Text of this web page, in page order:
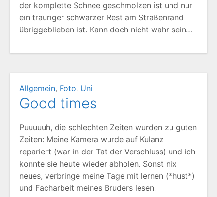
der komplette Schnee geschmolzen ist und nur
ein trauriger schwarzer Rest am Straßenrand
übriggeblieben ist. Kann doch nicht wahr sein…
Allgemein, Foto, Uni
Good times
Puuuuuh, die schlechten Zeiten wurden zu guten
Zeiten: Meine Kamera wurde auf Kulanz
repariert (war in der Tat der Verschluss) und ich
konnte sie heute wieder abholen. Sonst nix
neues, verbringe meine Tage mit lernen (*hust*)
und Facharbeit meines Bruders lesen,